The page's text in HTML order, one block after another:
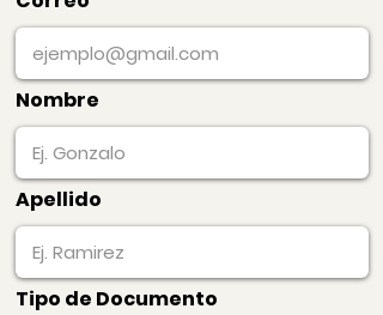
Nombre
Apellido
Tipo de Documento